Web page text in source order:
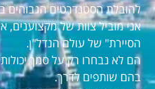
להובלת הסטנדרטים הגבוהים
אני מוביל צוות של
הסיירת" של עולם הנדל"ן.
הם לא נבחרו רק על סמך
בהם שותפים לדרך.